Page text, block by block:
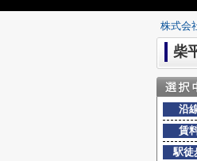
株式会
柴
沿
賃
駅徒